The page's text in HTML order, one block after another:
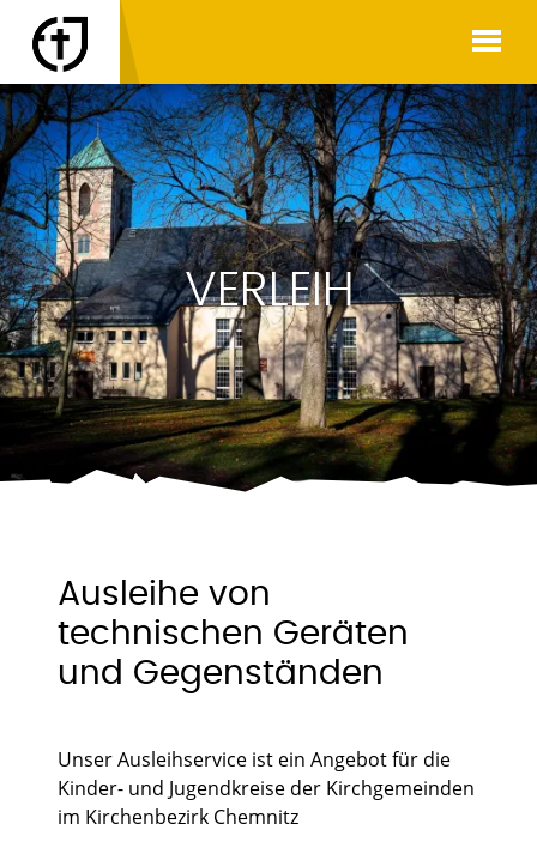
VERLEIH
Ausleihe von
technischen Geräten
und Gegenständen
Unser Ausleihservice ist ein Angebot für die
Kinder- und Jugendkreise der Kirchgemeinden
im Kirchenbezirk Chemnitz